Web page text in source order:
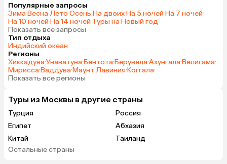
Популярные запросы
Зима·Весна·Лето·Осень·На двоих·На 5 ночей·На 7 ночей·
На 10 ночей·На 14 ночей·Туры на Новый год·
Показать все запросы
Тип отдыха
Индийский океан
Регионы
Хиккадува·Унаватуна·Бентота·Берувела·Ахунгала·Велигама·
Мирисса·Ваддува·Маунт Лавиния·Коггала·
Показать все регионы
Туры из Москвы в другие страны
Турция
Россия
Египет
Абхазия
Китай
Таиланд
Вьетнам
Остальные страны